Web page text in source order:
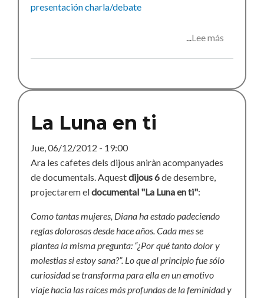
presentacióncharla/debate
Lee más
menstrual
La Luna en ti
Jue, 06/12/2012 - 19:00
Ara les cafetes dels dijous aniràn acompanyades
de documentals. Aquestdijous 6de desembre,
projectarem eldocumental "La Luna en ti":
Como tantas mujeres, Diana ha estado padeciendo
reglas dolorosas desde hace años. Cada mes se
plantea la misma pregunta: “¿Por qué tanto dolor y
molestias si estoy sana?”. Lo que al principio fue sólo
curiosidad se transforma para ella en un emotivo
viaje hacia las raíces más profundas de la feminidad y